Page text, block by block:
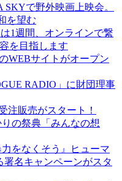
SKYで野外映画上映会。
を望む
1週間、オンラインで繋
を目指します
WEBサイトがオープン
RADIO」に財団理事
注販売がスタート！
の祭典「みんなの想
力をなくそう』ヒューマ
署名キャンペーンがスタ